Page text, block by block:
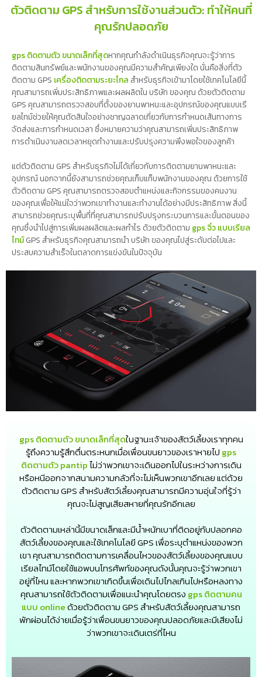
ตัวติดตาม GPS สำหรับการใช้งานส่วนตัว: ทำให้คนที่
คุณรักปลอดภัย
gps ติดตามตัว ขนาดเล็กที่สุดหากคุณกำลังดำเนินธุรกิจคุณจะรู้ว่าการ
ติดตามสินทรัพย์และพนักงานของคุณมีความสำคัญเพียงใด นั่นคือสิ่งที่ตัว
ติดตาม GPS เครื่องติดตามระยะไกล สำหรับธุรกิจเข้ามาโดยใช้เทคโนโลยีนี้
คุณสามารถเพิ่มประสิทธิภาพและผลผลิตใน บริษัท ของคุณ ด้วยตัวติดตาม
GPS คุณสามารถตรวจสอบที่ตั้งของยานพาหนะและอุปกรณ์ของคุณแบบเรี
ยลไทม์ช่วยให้คุณตัดสินใจอย่างชาญฉลาดเกี่ยวกับการกำหนดเส้นทางการ
จัดส่งและการกำหนดเวลา ซึ่งหมายความว่าคุณสามารถเพิ่มประสิทธิภาพ
การดำเนินงานลดเวลาหยุดทำงานและปรับปรุงความพึงพอใจของลูกค้า
แต่ตัวติดตาม GPS สำหรับธุรกิจไม่ได้เกี่ยวกับการติดตามยานพาหนะและ
อุปกรณ์ นอกจากนี้ยังสามารถช่วยคุณเก็บแท็บพนักงานของคุณ ด้วยการใช้
ตัวติดตาม GPS คุณสามารถตรวจสอบตำแหน่งและกิจกรรมของคนงาน
ของคุณเพื่อให้แน่ใจว่าพวกเขาทำงานและทำงานได้อย่างมีประสิทธิภาพ สิ่งนี้
สามารถช่วยคุณระบุพื้นที่ที่คุณสามารถปรับปรุงกระบวนการและขั้นตอนของ
คุณซึ่งนำไปสู่การเพิ่มผลผลิตและผลกำไร ด้วยตัวติดตาม gps จิ๋ว แบบเรียล
ไทม์GPS สำหรับธุรกิจคุณสามารถนำ บริษัท ของคุณไปสู่ระดับต่อไปและ
ประสบความสำเร็จในตลาดการแข่งขันในปัจจุบัน
gps ติดตามตัว ขนาดเล็กที่สุดในฐานะเจ้าของสัตว์เลี้ยงเราทุกคน
รู้ถึงความรู้สึกตื่นตระหนกเมื่อเพื่อนขนยาวของเราหายไป gps
ติดตามตัว pantipไม่ว่าพวกเขาจะเดินออกไปในระหว่างการเดิน
หรือหนีออกจากสนามความกลัวที่จะไม่เห็นพวกเขาอีกเลย แต่ด้วย
ตัวติดตาม GPS สำหรับสัตว์เลี้ยงคุณสามารถมีความอุ่นใจที่รู้ว่า
คุณจะไม่สูญเสียสหายที่คุณรักอีกเลย
ตัวติดตามเหล่านี้มีขนาดเล็กและมีน้ำหนักเบาที่ติดอยู่กับปลอกคอ
สัตว์เลี้ยงของคุณและใช้เทคโนโลยี GPS เพื่อระบุตำแหน่งของพวก
เขา คุณสามารถติดตามการเคลื่อนไหวของสัตว์เลี้ยงของคุณแบบ
เรียลไทม์โดยใช้แอพบนโทรศัพท์ของคุณดังนั้นคุณจะรู้ว่าพวกเขา
อยู่ที่ไหน และหากพวกเขาเกิดขึ้นเพื่อเดินไปไกลเกินไปหรือหลงทาง
คุณสามารถใช้ตัวติดตามเพื่อแนะนำคุณโดยตรง gps ติดตามคน
แบบ onlineด้วยตัวติดตาม GPS สำหรับสัตว์เลี้ยงคุณสามารถ
พักผ่อนได้ง่ายเมื่อรู้ว่าเพื่อนขนยาวของคุณปลอดภัยและมีเสียงไม่
ว่าพวกเขาจะเดินเตร่ที่ไหน